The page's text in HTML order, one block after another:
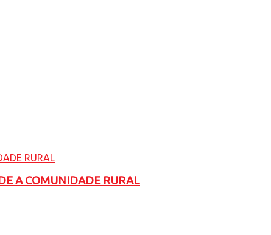
A COMUNIDADE RURAL